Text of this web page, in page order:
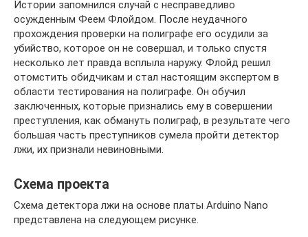
Истории запомнился случай с несправедливо
осужденным Феем Флойдом. После неудачного
прохождения проверки на полиграфе его осудили за
убийство, которое он не совершал, и только спустя
несколько лет правда всплыла наружу. Флойд решил
отомстить обидчикам и стал настоящим экспертом в
области тестирования на полиграфе. Он обучил
заключенных, которые признались ему в совершении
преступления, как обмануть полиграф, в результате чего
большая часть преступников сумела пройти детектор
лжи, их признали невиновными.
Схема проекта
Схема детектора лжи на основе платы Arduino Nano
представлена на следующем рисунке.